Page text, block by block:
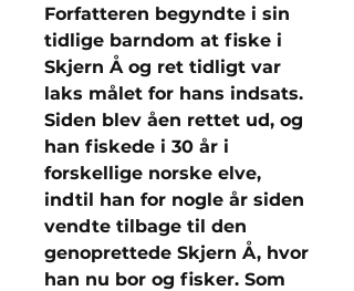
Forfatteren begyndte i sin
tidlige barndom at fiske i
Skjern Å og ret tidligt var
laks målet for hans indsats.
Siden blev åen rettet ud, og
han fiskede i 30 år i
forskellige norske elve,
indtil han for nogle år siden
vendte tilbage til den
genoprettede Skjern Å, hvor
han nu bor og fisker. Som